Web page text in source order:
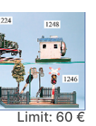
Limit: 60 €